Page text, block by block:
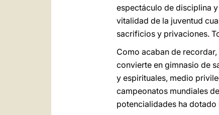
espectáculo de disciplina
vitalidad de la juventud
sacrificios y privaciones.
Como acaban de
convierte en gimnasio de
y espirituales, medio
campeonatos mundiales
potencialidades ha